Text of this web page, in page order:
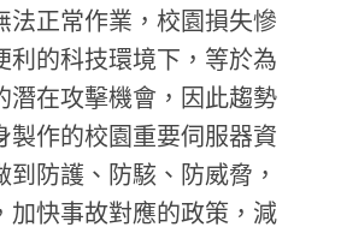
法正常作業，校園損失慘
利的科技環境下，等於為
潛在攻擊機會，因此趨勢
製作的校園重要伺服器資
防護、防駭、防威脅，
加快事故對應的政策，減